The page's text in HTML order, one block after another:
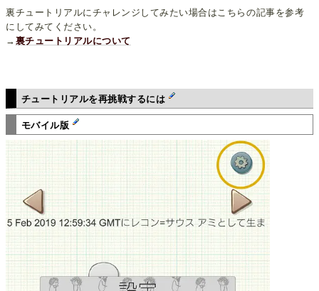
裏チュートリアルにチャレンジしてみたい場合はこちらの記事を参考
にしてみてください。
→ 裏チュートリアルについて
チュートリアルを再挑戦するには
モバイル版